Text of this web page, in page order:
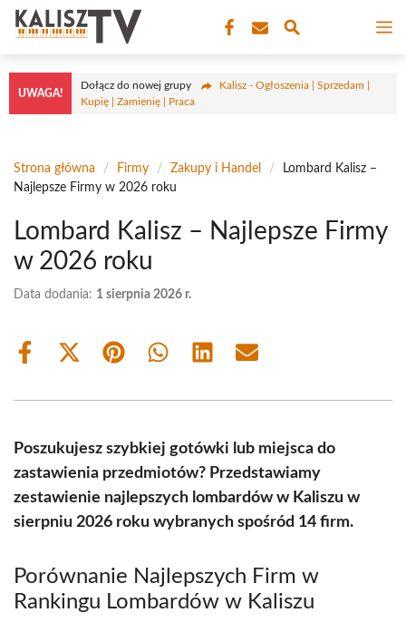
Przejdź
treści
UWAGA!
Dołącz do nowej grupy
Kalisz - Ogłoszenia | Sprzedam |
Kupię | Zamienię | Praca
Strona główna / Firmy / Zakupy i Handel /
Lombard Kalisz –
Najlepsze Firmy w 2026 roku
Lombard Kalisz – Najlepsze Firmy
w 2026 roku
Data dodania: 1 sierpnia 2026 r.
Share
Share
(Twitter)
Share Share Share Share
Poszukujesz szybkiej gotówki lub miejsca do
zastawienia przedmiotów? Przedstawiamy
zestawienie najlepszych lombardów w Kaliszu w
sierpniu 2026 roku wybranych spośród 14 firm.
Porównanie Najlepszych Firm w
Rankingu Lombardów w Kaliszu